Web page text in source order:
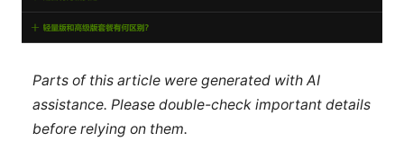
Parts of this article were generated with AI
assistance. Please double-check important details
before relying on them.